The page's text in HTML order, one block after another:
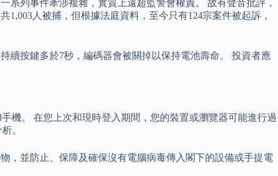
列事件牽涉複雜，實質上遠超監警會權責。 故有聲音批評，
人被捕，但根據法庭資料，至今只有124宗案件被起訴，
續按鍵多於7秒，編碼器會被關掉以保持電池壽命。 投資者應
機。 在您上次和現時登入期間，您的裝置或瀏覽器可能進行過
。
，並防止、保障及確保沒有電腦病毒傳入閣下的設備或手提電